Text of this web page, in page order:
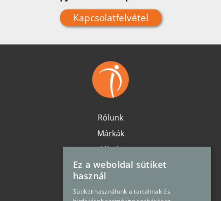
Kapcsolatfelvétel
Rólunk
Márkák
Hírek
Karrier
Elérhetőség
Oldaltérkép
Ez a weboldal sütiket
használ
Sütiket használunk a tartalmak és